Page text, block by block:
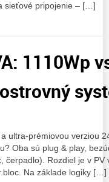
sieťové pripojenie – […]
1110Wp
ultra-prémiovou verziou
Oba sú plug & play,
čerpadlo). Rozdiel je v
Na základe logiky […]